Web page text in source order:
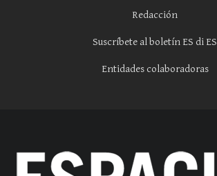
Redacción
Suscríbete al boletín ES di ES
Entidades colaboradoras